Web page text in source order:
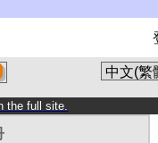
the full site.